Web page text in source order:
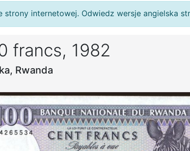
strony internetowej. Odwiedz wersje angielska
francs, 1982
Rwanda